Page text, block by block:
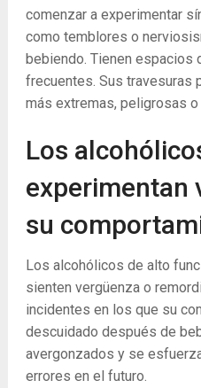
comenzar a experimentar
como temblores o
bebiendo. Tienen espacios
frecuentes. Sus travesuras
más extremas, peligrosas
Los
experimentan
su
Los alcohólicos de alto
sienten vergüenza o
incidentes en los que su
descuidado después de
avergonzados y se
errores en el futuro.